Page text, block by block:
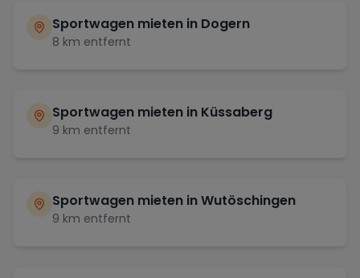
Sportwagen mieten in Dogern
8 km entfernt
Sportwagen mieten in Küssaberg
9 km entfernt
Sportwagen mieten inWutöschingen
9 km entfernt